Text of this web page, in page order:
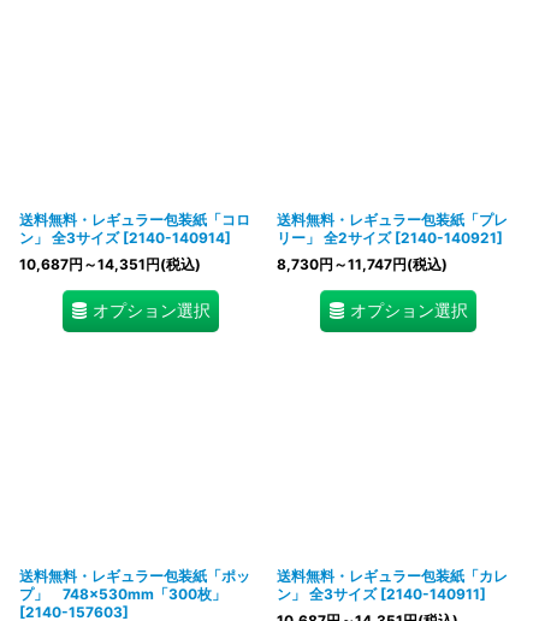
送料無料・レギュラー包装紙「コロ
ン」 全3サイズ [2140-140914]
10,687円 ～14,351円(税込)
オプション選択
送料無料・レギュラー包装紙「プレ
リー」 全2サイズ [2140-140921]
8,730円 ～11,747円(税込)
オプション選択
送料無料・レギュラー包装紙「ポッ
プ」 748×530mm「300枚」
[2140-157603]
送料無料・レギュラー包装紙「カレ
ン」 全3サイズ [2140-140911]